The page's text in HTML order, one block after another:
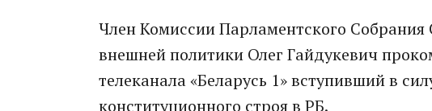
Член Комиссии Парламентского
внешней политики Олег Гайдукевич
телеканала «Беларусь 1» вступивший в
конституционного строя в РБ.